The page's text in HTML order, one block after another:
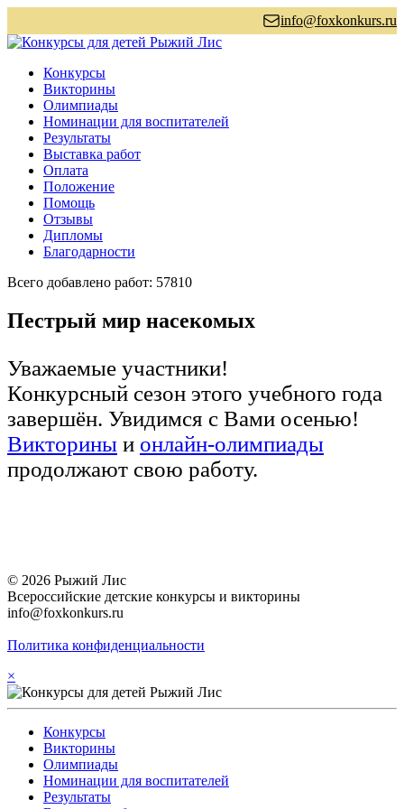
info@foxkonkurs.ru
Конкурсы
Викторины
Олимпиады
Номинации для воспитателей
Результаты
Выставка работ
Оплата
Положение
Помощь
Отзывы
Дипломы
Благодарности
Всего добавлено работ: 57810
Пестрый мир насекомых
Уважаемые участники!
Конкурсный сезон этого учебного года
завершён. Увидимся с Вами осенью!
Викторины и онлайн-олимпиады
продолжают свою работу.
© 2026 Рыжий Лис
Всероссийские детские конкурсы и викторины
info@foxkonkurs.ru
Политика конфиденциальности
×
Конкурсы
Викторины
Олимпиады
Номинации для воспитателей
Результаты